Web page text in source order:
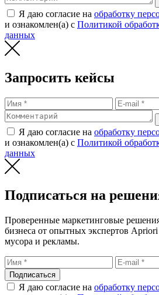
Я даю согласие на обработку
и ознакомлен(а) с Политикой
данных
Запросить кейсы
Я даю согласие на обработку
и ознакомлен(а) с Политикой
данных
Подписаться на
Проверенные маркетинговые
бизнеса от опытных экспертов
мусора и рекламы.
Подписаться
Я даю согласие на обработку